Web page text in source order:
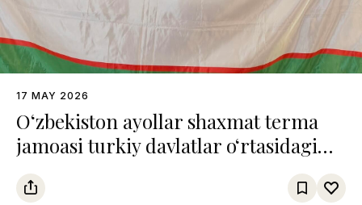
17 MAY 2026
O‘zbekiston ayollar shaxmat terma
jamoasi turkiy davlatlar o‘rtasidagi
chempionatda uchinchi o‘rinni
egalladi